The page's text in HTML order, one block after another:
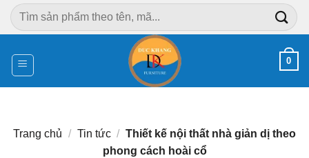
Chuyển
đến
dung
Tìm
kiếm:
0
Trang chủ / Tin tức / Thiết kế nội thất nhà giản dị theo
phong cách hoài cổ